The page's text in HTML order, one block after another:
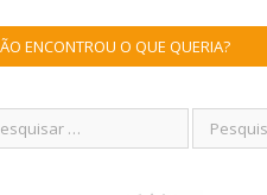
ENCONTROU O QUE QUERIA?